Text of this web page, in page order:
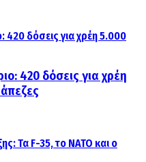
420 δόσεις για χρέη